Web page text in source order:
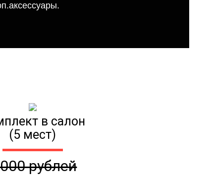
в салон
(5 мест)
рублей